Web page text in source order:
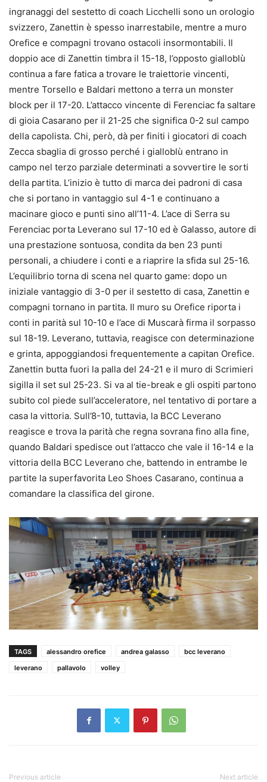
ingranaggi del sestetto di coach Licchelli sono un orologio
svizzero, Zanettin è spesso inarrestabile, mentre a muro
Orefice e compagni trovano ostacoli insormontabili. Il
doppio ace di Zanettin timbra il 15-18, l’opposto gialloblù
continua a fare fatica a trovare le traiettorie vincenti,
mentre Torsello e Baldari mettono a terra un monster
block per il 17-20. L’attacco vincente di Ferenciac fa saltare
di gioia Casarano per il 21-25 che significa 0-2 sul campo
della capolista. Chi, però, dà per finiti i giocatori di coach
Zecca sbaglia di grosso perché i gialloblù entrano in
campo nel terzo parziale determinati a sovvertire le sorti
della partita. L’inizio è tutto di marca dei padroni di casa
che si portano in vantaggio sul 4-1 e continuano a
macinare gioco e punti sino all’11-4. L’ace di Serra su
Ferenciac porta Leverano sul 17-10 ed è Galasso, autore di
una prestazione sontuosa, condita da ben 23 punti
personali, a chiudere i conti e a riaprire la sfida sul 25-16.
L’equilibrio torna di scena nel quarto game: dopo un
iniziale vantaggio di 3-0 per il sestetto di casa, Zanettin e
compagni tornano in partita. Il muro su Orefice riporta i
conti in parità sul 10-10 e l’ace di Muscarà firma il sorpasso
sul 18-19. Leverano, tuttavia, reagisce con determinazione
e grinta, appoggiandosi frequentemente a capitan Orefice.
Zanettin butta fuori la palla del 24-21 e il muro di Scrimieri
sigilla il set sul 25-23. Si va al tie-break e gli ospiti partono
subito col piede sull’acceleratore, nel tentativo di portare a
casa la vittoria. Sull’8-10, tuttavia, la BCC Leverano
reagisce e trova la parità che regna sovrana fino alla fine,
quando Baldari spedisce out l’attacco che vale il 16-14 e la
vittoria della BCC Leverano che, battendo in entrambe le
partite la superfavorita Leo Shoes Casarano, continua a
comandare la classifica del girone.
TAGS alessandro orefice andrea galasso
bcc leverano
leverano
pallavolo volley
Previous article Next article